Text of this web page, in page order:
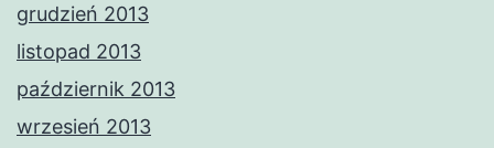
grudzień 2013
listopad 2013
październik 2013
wrzesień 2013